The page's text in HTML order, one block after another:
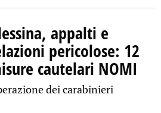
appalti e
pericolose: 12
cautelari NOMI
dei carabinieri